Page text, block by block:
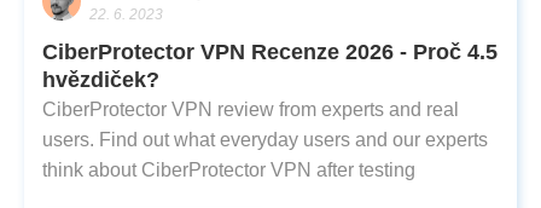
22. 6. 2023
CiberProtector VPN Recenze 2026 - Proč 4.5
hvězdiček?
CiberProtector VPN review from experts and real
users. Find out what everyday users and our experts
think about CiberProtector VPN after testing